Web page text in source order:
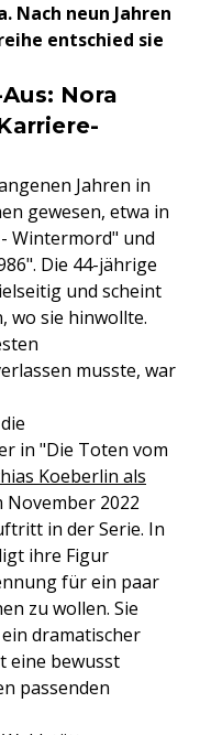
Nach neun Jahren
entschied sie
Nora
Jahren in
gewesen, etwa in
Wintermord" und
Die 44-jährige
und scheint
wo sie hinwollte.
musste, war
in "Die Toten vom
Koeberlin als
November 2022
in der Serie. In
ihre Figur
für ein paar
zu wollen. Sie
dramatischer
eine bewusst
passenden